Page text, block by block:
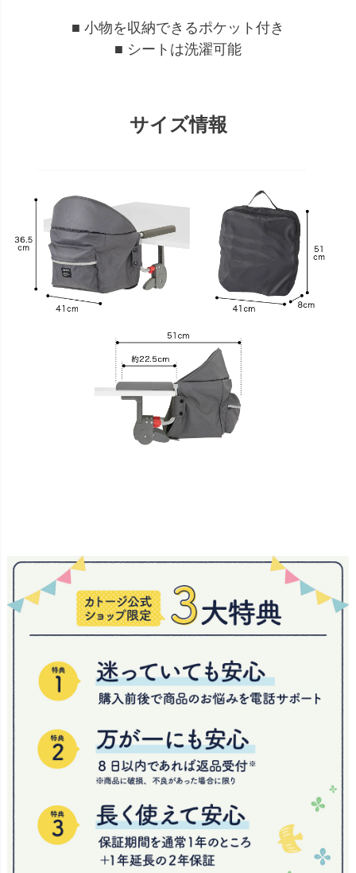
■ 小物を収納できるポケット付き
■ シートは洗濯可能
サイズ情報